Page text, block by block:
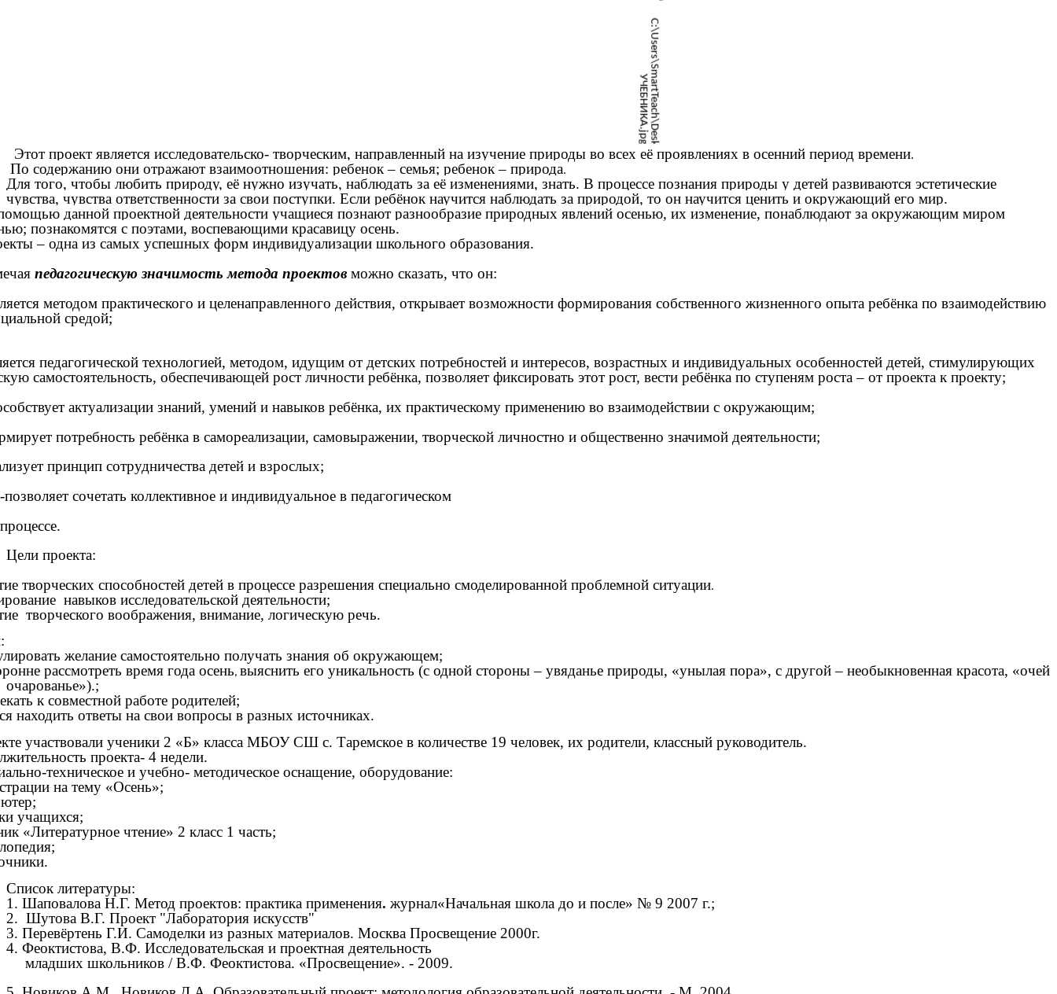
Этот проект является исследовательско- творческим, направленный на изучение природы во всех её проявлениях в осенний период времени.
По содержанию они отражают взаимоотношения: ребенок – семья; ребенок – природа.
Для того, чтобы любить природу, её нужно изучать, наблюдать за её изменениями, знать. В процессе познания природы у детей развиваются эстетические
чувства, чувства ответственности за свои поступки. Если ребёнок научится наблюдать за природой, то он научится ценить и окружающий его мир.
данной проектной деятельности учащиеся познают разнообразие природных явлений осенью, их изменение, понаблюдают за окружающим миром
познакомятся с поэтами, воспевающими красавицу осень.
– одна из самых успешных форм индивидуализации школьного образования.
педагогическую значимость метода проектов можно сказать, что он:
методом практического и целенаправленного действия, открывает возможности формирования собственного жизненного опыта ребёнка по взаимодействию
средой;
педагогической технологией, методом, идущим от детских потребностей и интересов, возрастных и индивидуальных особенностей детей, стимулирующих
самостоятельность, обеспечивающей рост личности ребёнка, позволяет фиксировать этот рост, вести ребёнка по ступеням роста – от проекта к проекту;
актуализации знаний, умений и навыков ребёнка, их практическому применению во взаимодействии с окружающим;
потребность ребёнка в самореализации, самовыражении, творческой личностно и общественно значимой деятельности;
принцип сотрудничества детей и взрослых;
сочетать коллективное и индивидуальное в педагогическом
Цели проекта:
творческих способностей детей в процессе разрешения специально смоделированной проблемной ситуации.
навыков исследовательской деятельности;
творческого воображения, внимание, логическую речь.
желание самостоятельно получать знания об окружающем;
рассмотреть время года осень,выяснить его уникальность (с одной стороны – увяданье природы, «унылая пора», с другой – необыкновенная красота, «очей
очарованье»).;
к совместной работе родителей;
находить ответы на свои вопросы в разных источниках.
участвовали ученики 2 «Б» класса МБОУ СШ с. Таремское в количестве 19 человек, их родители, классный руководитель.
проекта- 4 недели.
техническое и учебно- методическое оснащение, оборудование:
на тему «Осень»;
учащихся;
«Литературное чтение» 2 класс 1 часть;
Список литературы:
1. Шаповалова Н.Г. Метод проектов: практика применения. журнал«Начальная школа до и после» № 9 2007 г.;
2. Шутова В.Г. Проект "Лаборатория искусств"
3. Перевёртень Г.И. Самоделки из разных материалов. Москва Просвещение 2000г.
4. Феоктистова, В.Ф. Исследовательская и проектная деятельность
младших школьников / В.Ф. Феоктистова. «Просвещение». - 2009.